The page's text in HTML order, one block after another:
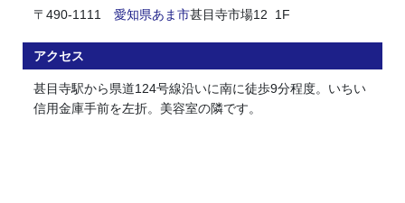
〒490-1111 愛知県あま市甚目寺市場12 1F
アクセス
甚目寺駅から県道124号線沿いに南に徒歩9分程度。いちい
信用金庫手前を左折。美容室の隣です。